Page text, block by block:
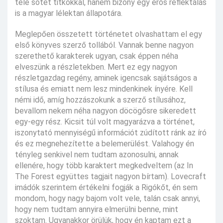
tele sötét titkokkal, hanem bizony egy erős reflektálás
is a magyar lélektan állapotára.
Meglepően összetett történetet olvashattam el egy
első könyves szerző tollából. Vannak benne nagyon
szerethető karakterek ugyan, csak éppen néha
elveszünk a részletekben. Mert ez egy nagyon
részletgazdag regény, aminek igencsak sajátságos a
stílusa és emiatt nem lesz mindenkinek ínyére. Kell
némi idő, amíg hozzászokunk a szerző stílusához,
bevallom nekem néha nagyon döcögősre sikeredett
egy-egy rész. Kicsit túl volt magyarázva a történet,
iszonytató mennyiségű információt zúdított ránk az író
és ez megnehezítette a belemerülést. Valahogy én
tényleg senkivel nem tudtam azonosulni, annak
ellenére, hogy több karaktert megkedveltem (az In
The Forest együttes tagjait nagyon bírtam). Lovecraft
imádók szerintem értékelni fogják a Rigókőt, én sem
mondom, hogy nagy bajom volt vele, talán csak annyi,
hogy nem tudtam annyira elmerülni benne, mint
szoktam. Ugyanakkor örülük, hogy én kaptam ezt a